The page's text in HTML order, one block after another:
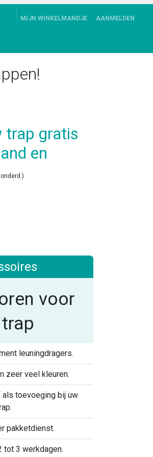
MIJN WINKELMANDJE AANMELDEN
trap gratis
en
voor
leuningdragers.
zeer veel kleuren.
toevoeging bij uw
pakketdienst.
tot 3 werkdagen.